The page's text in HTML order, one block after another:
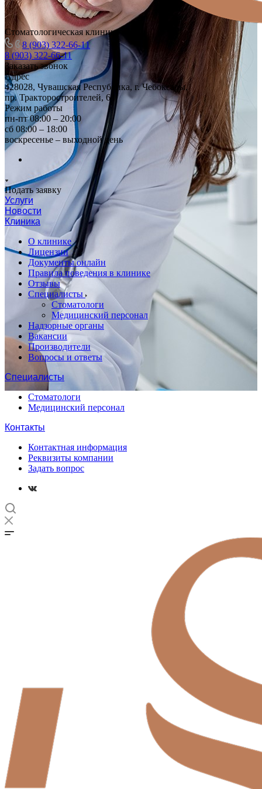
Стоматологическая клиника
8 (903) 322-66-11
8 (903) 322-66-11
Заказать звонок
Адрес
428028, Чувашская Республика, г. Чебоксары,
пр. Тракторостроителей, 64
Режим работы
пн-пт 08:00 – 20:00
сб 08:00 – 18:00
воскресенье – выходной день
Подать заявку
Услуги
Новости
Клиника
О клинике
Лицензии
Документы онлайн
Правила поведения в клинике
Отзывы
Специалисты
Стоматологи
Медицинский персонал
Надзорные органы
Вакансии
Производители
Вопросы и ответы
Специалисты
Стоматологи
Медицинский персонал
Контакты
Контактная информация
Реквизиты компании
Задать вопрос